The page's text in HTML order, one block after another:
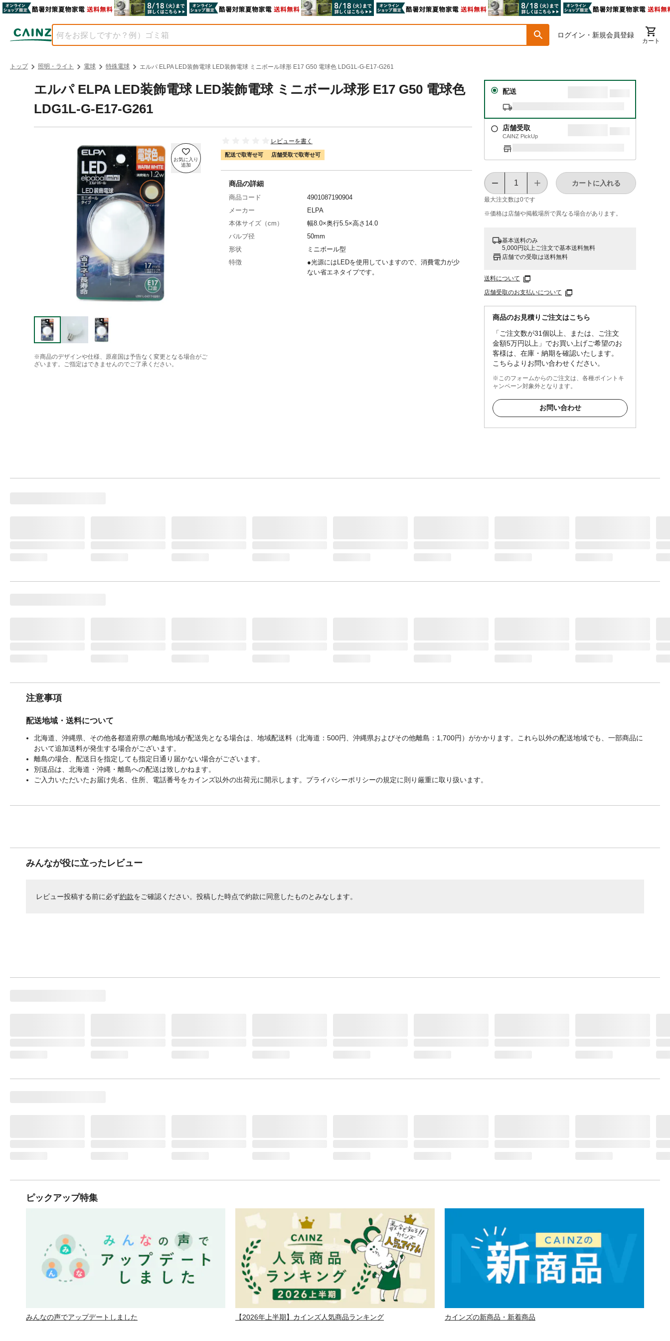
ログイン・新規会員登録
カート
トップ 照明・ライト 電球 特殊電球 エルパ ELPA LED装飾電球 LED装飾電球 ミニボール球形 E17 G50 電球色 LDG1L-G-E17-G261
エルパ ELPA LED装飾電球 LED装飾電球 ミニボール球形 E17 G50 電球色
LDG1L-G-E17-G261
※商品のデザインや仕様、原産国は予告なく変更となる場合がご
ざいます。ご指定はできませんのでご了承ください。
レビューを書く
配送で取寄せ可 店舗受取で取寄せ可
配送
店舗受取
CAINZ PickUp
最大注文数は0です
カートに入れる
※価格は​店舗や​掲載場所で​異なる​場合が​あります。
基本送料のみ
5,000円以上ご注文で基本送料無料
店舗での受取は送料無料
送料について
店舗受取のお支払いについて
商品のお見積りご注文はこちら
「ご注文数が31個以上、または、ご注文
金額5万円以上」でお買い上げご希望のお
客様は、在庫・納期を確認いたします。
こちらよりお問い合わせください。
※このフォームからのご注文は、各種ポイントキ
ャンペーン対象外となります。
お問い合わせ
商品の詳細
商品コード
4901087190904
メーカー
ELPA
本体サイズ（cm）
幅8.0×奥行5.5×高さ14.0
バルブ径
50mm
形状
ミニボール型
特徴
●光源にはLEDを使用していますので、消費電力が少
ない省エネタイプです。
注意事項
配送地域・送料について
北海道、沖縄県、その他各都道府県の離島地域が配送先となる場合は、地域配送料（北海道：500円、沖縄県およびその他離島：1,700円）がかかります。これら以外の配送地域でも、一部商品に
おいて追加送料が発生する場合がございます。
離島の場合、配送日を指定しても指定日通り届かない場合がございます。
別送品は、北海道・沖縄・離島への配送は致しかねます。
ご入力いただいたお届け先名、住所、電話番号をカインズ以外の出荷元に開示します。プライバシーポリシーの規定に則り厳重に取り扱います。
みんなが役に立ったレビュー
レビュー投稿する前に必ず約款をご確認ください。投稿した時点で約款に同意したものとみなします。
ピックアップ特集
みんなの声でアップデートしました 【2026年上半期】カインズ人気商品ランキング カインズの新商品・新着商品